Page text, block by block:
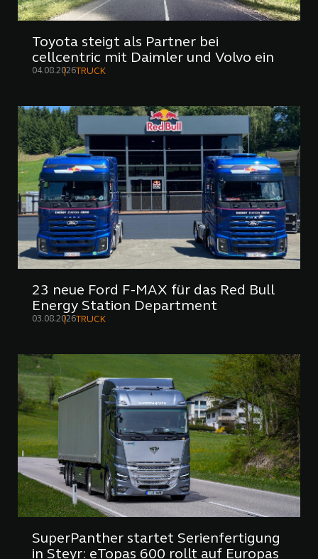
Toyota steigt als Partner bei
cellcentric mit Daimler und Volvo ein
04.08.2026 TRUCK
23 neue Ford F-MAX für das Red Bull
Energy Station Department
03.08.2026 TRUCK
SuperPanther startet Serienfertigung
in Steyr: eTopas 600 rollt auf Europas